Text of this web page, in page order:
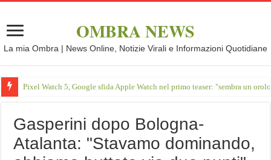
OMBRA NEWS
La mia Ombra | News Online, Notizie Virali e Informazioni Quotidiane
Pixel Watch 5, Google sfida Apple Watch nel primo teaser: "sembra un
Gasperini dopo Bologna-
Atalanta: "Stavamo dominando,